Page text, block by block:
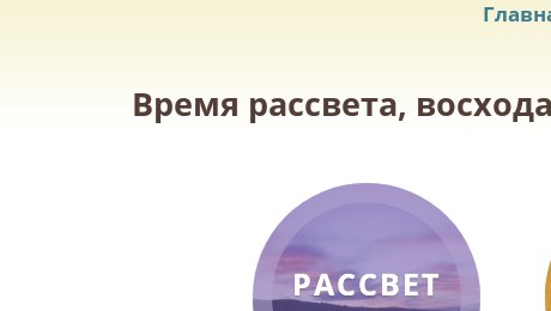
Время рассвета,
РАССВЕТ